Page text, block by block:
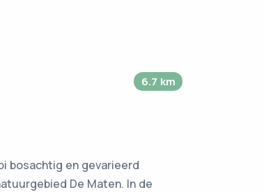
6.7 km
bosachtig en gevarieerd
De Maten. In de